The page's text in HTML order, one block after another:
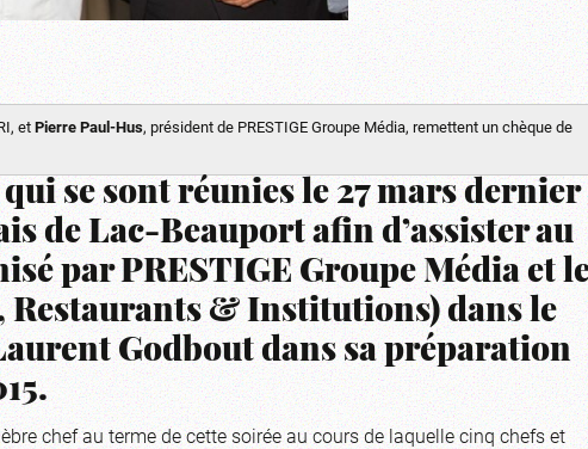
etPierre Paul-Hus, président de PRESTIGE Groupe Média, remettent un chèque de
qui se sont réunies le 27 mars dernier
de Lac-Beauport afin d’assister au
par PRESTIGE Groupe Média et
Restaurants & Institutions) dans le
Godbout dans sa préparation
chef au terme de cette soirée au cours de laquelle cinq chefs et